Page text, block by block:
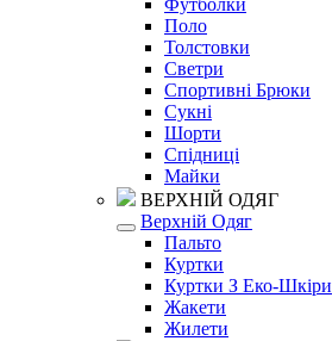
Футболки
Поло
Толстовки
Светри
Спортивні Брюки
Сукні
Шорти
Спідниці
Майки
ВЕРХНІЙ ОДЯГ
Верхній Одяг
Пальто
Куртки
Куртки З Еко-Шкіри
Жакети
Жилети